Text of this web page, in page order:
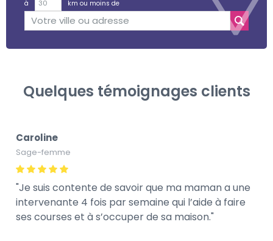
à
km ou moins de
Quelques témoignages clients
Caroline
Sage-femme
Je suis contente de savoir que ma maman a une
intervenante 4 fois par semaine qui l’aide à faire
ses courses et à s’occuper de sa maison.